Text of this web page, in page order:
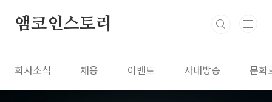
앰코인스토리
회사소식 채용 이벤트 사내방송 문화